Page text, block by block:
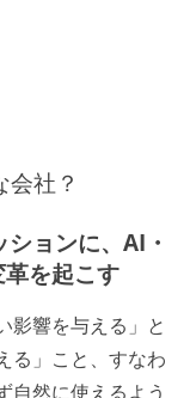
など、会社とし
PC やディスプレ
支援制度がある
会社？
ョンに、AI・
を起こす
影響を与える」と
る」こと、すなわ
自然に使えるよう